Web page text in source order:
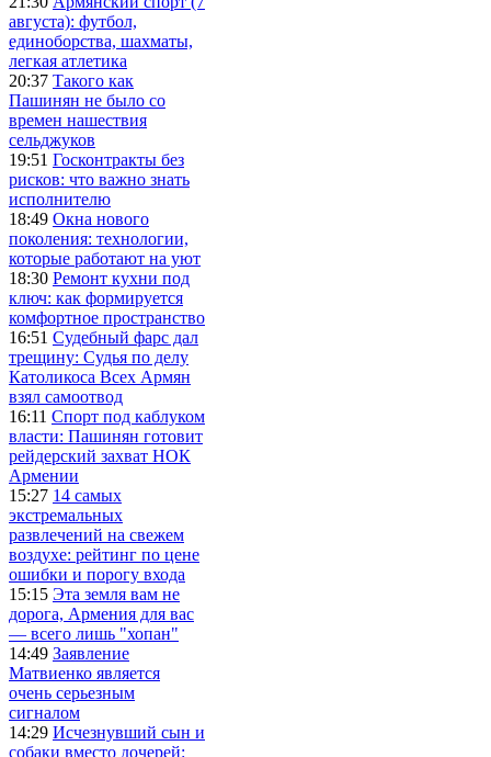
августа): футбол,
единоборства, шахматы,
легкая атлетика
20:37 Такого как
Пашинян не было со
времен нашествия
сельджуков
19:51 Госконтракты без
рисков: что важно знать
исполнителю
18:49 Окна нового
поколения: технологии,
которые работают на уют
18:30 Ремонт кухни под
ключ: как формируется
комфортное пространство
16:51 Судебный фарс дал
трещину: Судья по делу
Католикоса Всех Армян
взял самоотвод
16:11 Спорт под каблуком
власти: Пашинян готовит
рейдерский захват НОК
Армении
15:27 14 самых
экстремальных
развлечений на свежем
воздухе: рейтинг по цене
ошибки и порогу входа
15:15 Эта земля вам не
дорога, Армения для вас
— всего лишь "хопан"
14:49 Заявление
Матвиенко является
очень серьезным
сигналом
14:29 Исчезнувший сын и
собаки вместо дочерей: